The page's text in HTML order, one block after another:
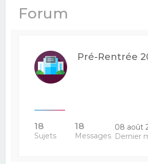
Forum
Pré-Rentrée
18
Sujets
18
Messages
08 août
Dernier